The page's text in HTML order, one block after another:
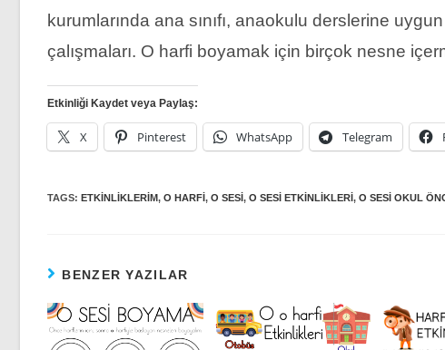
kurumlarında ana sınıfı, anaokulu derslerine
çalışmaları. O harfi boyamak için birçok nesne
Etkinliği Kaydet veya Paylaş:
X Pinterest WhatsApp Telegram
TAGS: ETKINLIKLERIM, O HARFI, O SESI, O SESI ETKINLIKLERI, O SESI OKUL
BENZER YAZILAR